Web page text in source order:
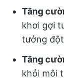
Tăng
khơi gợi
tưởng
Tăng
khỏi môi